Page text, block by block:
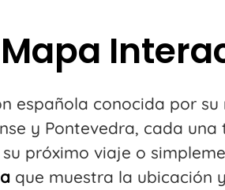
Mapa
española conocida por
y Pontevedra, cada
próximo viaje o
que muestra la ubicación